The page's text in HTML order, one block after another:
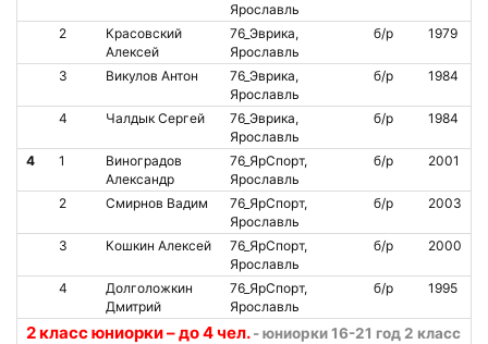
Ярославль
2
Красовский
Алексей
76_Эврика,
Ярославль
б/р 1979
3 Викулов Антон
76_Эврика,
Ярославль
б/р 1984
4 Чалдык Сергей
76_Эврика,
Ярославль
б/р 1984
4 1
Виноградов
Александр
76_ЯрСпорт,
Ярославль
б/р 2001
2 Смирнов Вадим
76_ЯрСпорт,
Ярославль
б/р 2003
3 Кошкин Алексей
76_ЯрСпорт,
Ярославль
б/р 2000
4
Долголожкин
Дмитрий
76_ЯрСпорт,
Ярославль
б/р 1995
2 класс юниорки – до 4 чел. - юниорки 16-21 год 2 класс